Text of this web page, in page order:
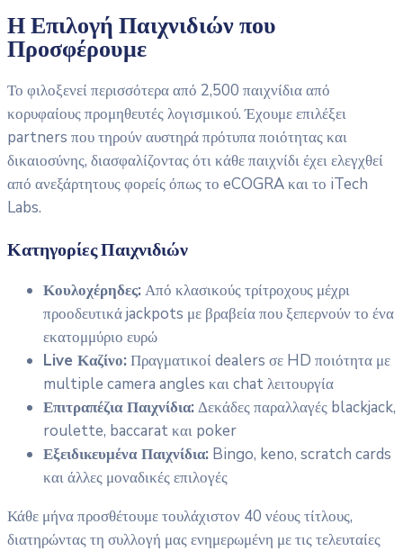
Η Επιλογή Παιχνιδιών που
Προσφέρουμε
Το φιλοξενεί περισσότερα από 2,500 παιχνίδια από
κορυφαίους προμηθευτές λογισμικού. Έχουμε επιλέξει
partners που τηρούν αυστηρά πρότυπα ποιότητας και
δικαιοσύνης, διασφαλίζοντας ότι κάθε παιχνίδι έχει ελεγχθεί
από ανεξάρτητους φορείς όπως το eCOGRA και το iTech
Labs.
Κατηγορίες Παιχνιδιών
Κουλοχέρηδες: Από κλασικούς τρίτροχους μέχρι
προοδευτικά jackpots με βραβεία που ξεπερνούν το ένα
εκατομμύριο ευρώ
Live Καζίνο: Πραγματικοί dealers σε HD ποιότητα με
multiple camera angles και chat λειτουργία
Επιτραπέζια Παιχνίδια: Δεκάδες παραλλαγές blackjack,
roulette, baccarat και poker
Εξειδικευμένα Παιχνίδια: Bingo, keno, scratch cards
και άλλες μοναδικές επιλογές
Κάθε μήνα προσθέτουμε τουλάχιστον 40 νέους τίτλους,
διατηρώντας τη συλλογή μας ενημερωμένη με τις τελευταίες